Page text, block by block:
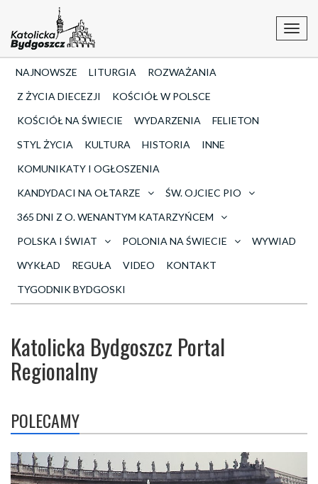
NAJNOWSZE LITURGIA
ROZWAŻANIA
Z ŻYCIA DIECEZJI
KOŚCIÓŁ W POLSCE
KOŚCIÓŁ NA ŚWIECIE
WYDARZENIA
FELIETON
STYL ŻYCIA
KULTURA HISTORIA
INNE
KOMUNIKATY I OGŁOSZENIA
KANDYDACI NA OŁTARZE
ŚW. OJCIEC PIO
365 DNI Z O. WENANTYM KATARZYŃCEM
POLSKA I ŚWIAT
POLONIA NA ŚWIECIE
WYWIAD
WYKŁAD
REGUŁA VIDEO
KONTAKT
TYGODNIK BYDGOSKI
Katolicka Bydgoszcz Portal
Regionalny
POLECAMY